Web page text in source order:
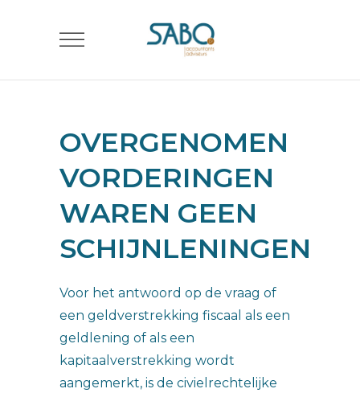
OVERGENOMEN
VORDERINGEN
WAREN GEEN
SCHIJNLENINGEN
Voor het antwoord op de vraag of
een geldverstrekking fiscaal als een
geldlening of als een
kapitaalverstrekking wordt
aangemerkt, is de civielrechtelijke